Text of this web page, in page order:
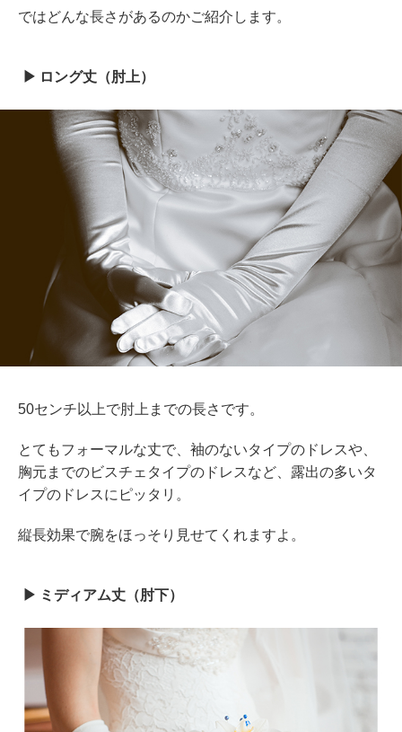
ではどんな長さがあるのかご紹介します。
ロング丈（肘上）
50センチ以上で肘上までの長さです。
とてもフォーマルな丈で、袖のないタイプのドレスや、
胸元までのビスチェタイプのドレスなど、露出の多いタ
イプのドレスにピッタリ。
縦長効果で腕をほっそり見せてくれますよ。
ミディアム丈（肘下）